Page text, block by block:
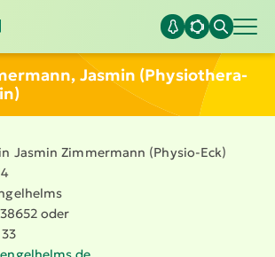
Jasmin (Physio­the­ra­
Jasmin Zimmermann (Physio-Eck)
oder